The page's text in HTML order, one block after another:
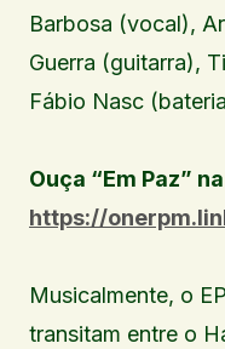
Barbosa (vocal),
Guerra (guitarra),
Fábio Nasc
Ouça “Em Paz”
https://
Musicalmente, o
transitam entre o